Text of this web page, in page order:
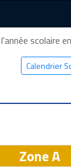
scolaire
Calendrier
Zone A